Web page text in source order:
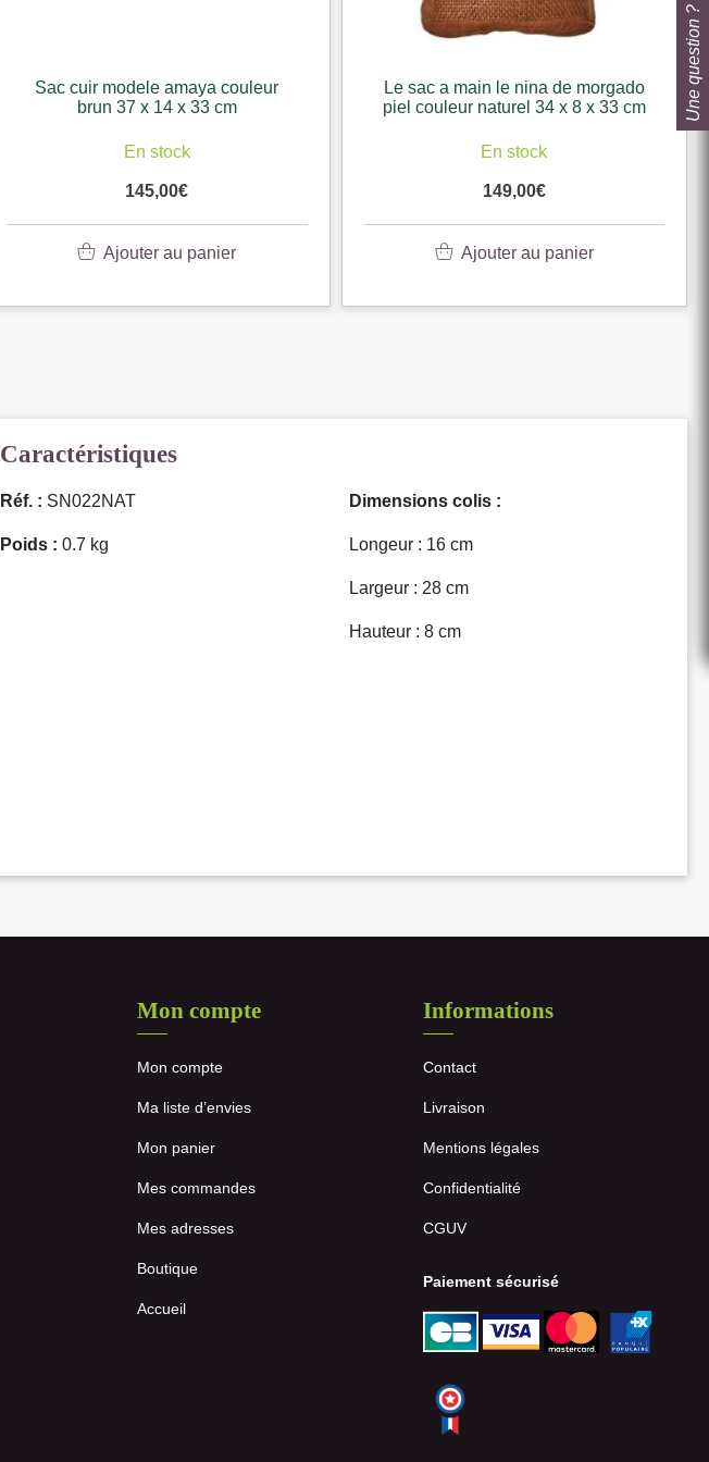
Sac cuir modele amaya couleur
brun 37 x 14 x 33 cm
En stock
145,00€
Ajouter au panier
Le sac a main le nina de morgado
piel couleur naturel 34 x 8 x 33 cm
En stock
149,00€
Ajouter au panier
Caractéristiques
Réf. : SN022NAT
Poids : 0.7 kg
Dimensions colis :
Longeur : 16 cm
Largeur : 28 cm
Hauteur : 8 cm
Mon compte
Mon compte
Ma liste d’envies
Mon panier
Mes commandes
Mes adresses
Boutique
Accueil
Informations
Contact
Livraison
Mentions légales
Confidentialité
CGUV
Paiement sécurisé
Une question ?